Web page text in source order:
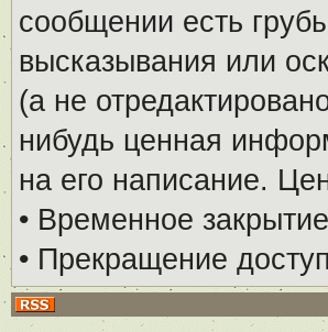
сообщении есть
высказывания или
(а не
нибудь ценная
на его написание.
• Временное
• Прекращение